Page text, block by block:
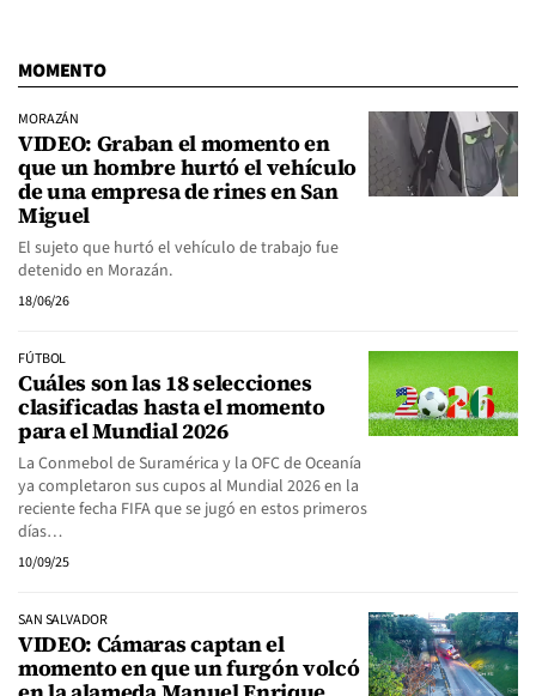
MOMENTO
MORAZÁN
VIDEO: Graban el momento en
que un hombre hurtó el vehículo
de una empresa de rines en San
Miguel
El sujeto que hurtó el vehículo de trabajo fue
detenido en Morazán.
18/06/26
FÚTBOL
Cuáles son las 18 selecciones
clasificadas hasta el momento
para el Mundial 2026
La Conmebol de Suramérica y la OFC de Oceanía
ya completaron sus cupos al Mundial 2026 en la
reciente fecha FIFA que se jugó en estos primeros
días…
10/09/25
SAN SALVADOR
VIDEO: Cámaras captan el
momento en que un furgón volcó